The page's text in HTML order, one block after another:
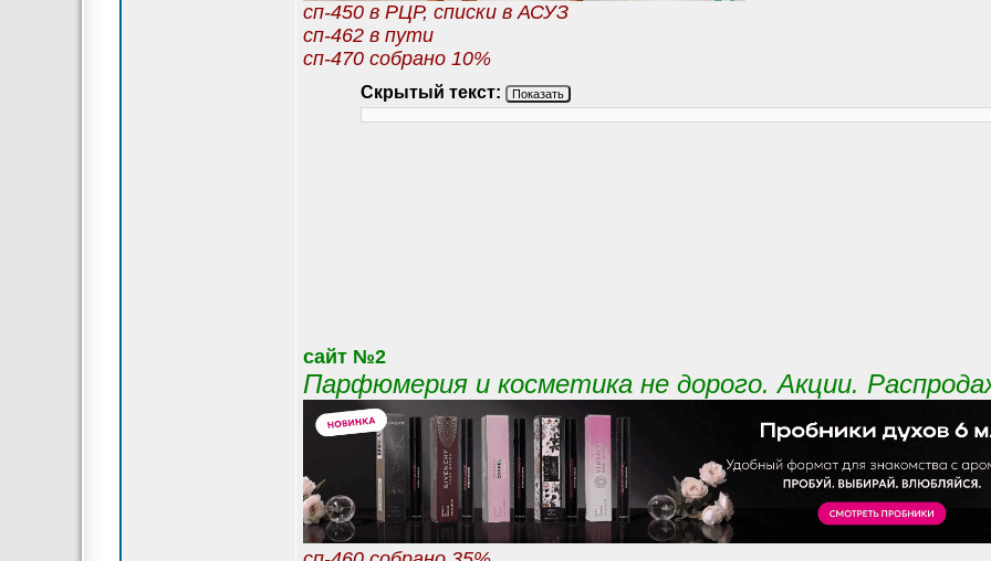
сп-450 в РЦР, списки в АСУЗ
сп-462 в пути
сп-470 собрано 10%
Скрытый текст: Показать
сайт №2
Парфюмерия и косметика не дорого. Акции.